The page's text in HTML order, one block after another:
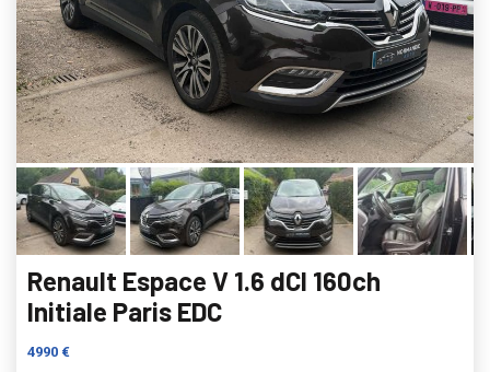
Renault Espace V 1.6 dCI 160ch
Initiale Paris EDC
4990 €